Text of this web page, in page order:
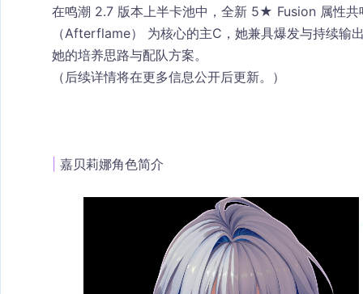
在鸣潮 2.7 版本上半卡池中，全新 5★ Fusion 属性共
（Afterflame）
为核心的主C，她兼具爆发与持续输
她的培养思路与配队方案。
（后续详情将在更多信息公开后更新。）
嘉贝莉娜角色简介